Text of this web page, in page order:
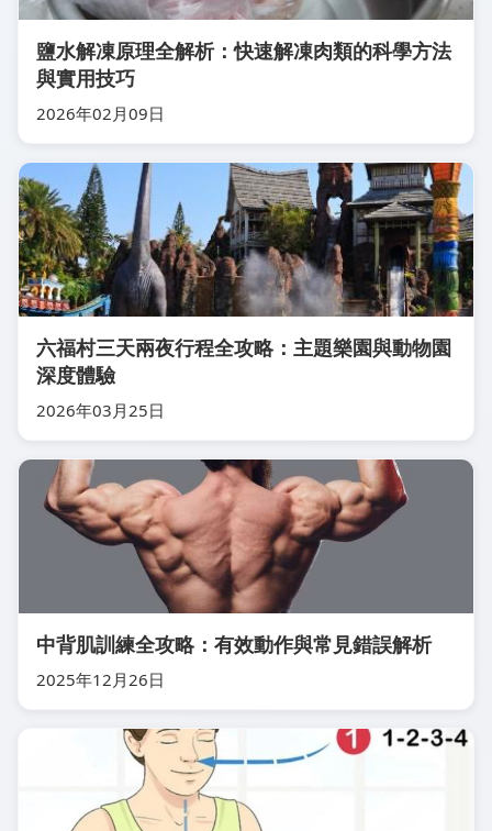
鹽水解凍原理全解析：快速解凍肉類的科學方法
與實用技巧
2026年02月09日
六福村三天兩夜行程全攻略：主題樂園與動物園
深度體驗
2026年03月25日
中背肌訓練全攻略：有效動作與常見錯誤解析
2025年12月26日